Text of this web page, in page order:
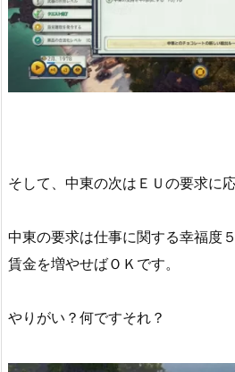
そして、中東の次はＥＵの要求に応
中東の要求は仕事に関する幸福度
賃金を増やせばＯＫです。
やりがい？何ですそれ？